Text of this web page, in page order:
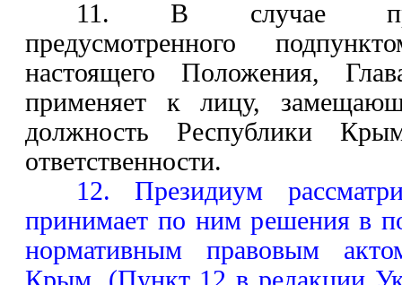
11. В случае
предусмотренного
настоящего Положения,
применяет к лицу,
должность Республики
ответственности.
12. Президиум
принимает по ним решения в
нормативным правовым